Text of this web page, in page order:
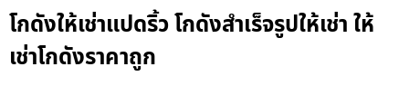
โกดังให้เช่าแปดริ้ว โกดังสำเร็จรูปให้เช่า ให้
เช่าโกดังราคาถูก